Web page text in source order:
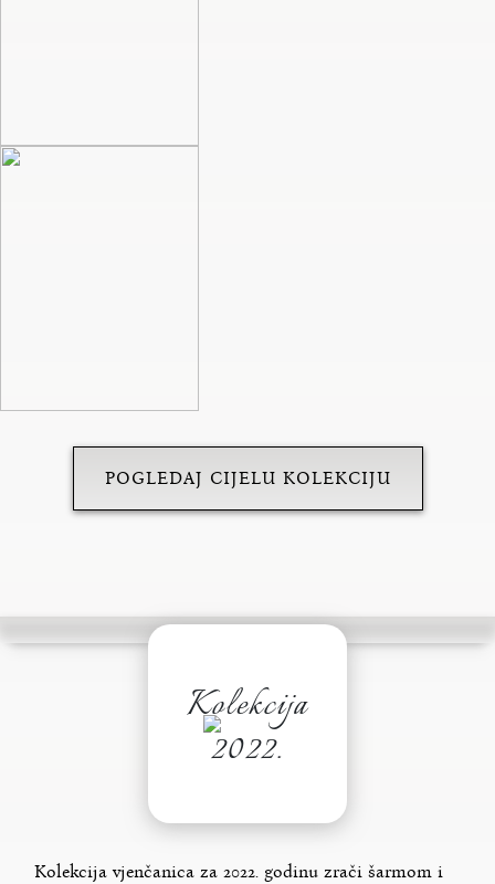
POGLEDAJ CIJELU KOLEKCIJU
Kolekcija
2022.
Kolekcija vjenčanica za 2022. godinu zrači šarmom i